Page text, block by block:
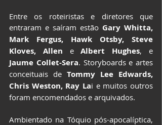
Entre os roteiristas e diretores que
entraram e saíram estão Gary Whitta,
Mark Fergus, Hawk Otsby, Steve
Kloves, Allen e Albert Hughes, e
Jaume Collet-Sera. Storyboards e artes
conceituais de Tommy Lee Edwards,
Chris Weston, Ray Lai e muitos outros
foram encomendados e arquivados.